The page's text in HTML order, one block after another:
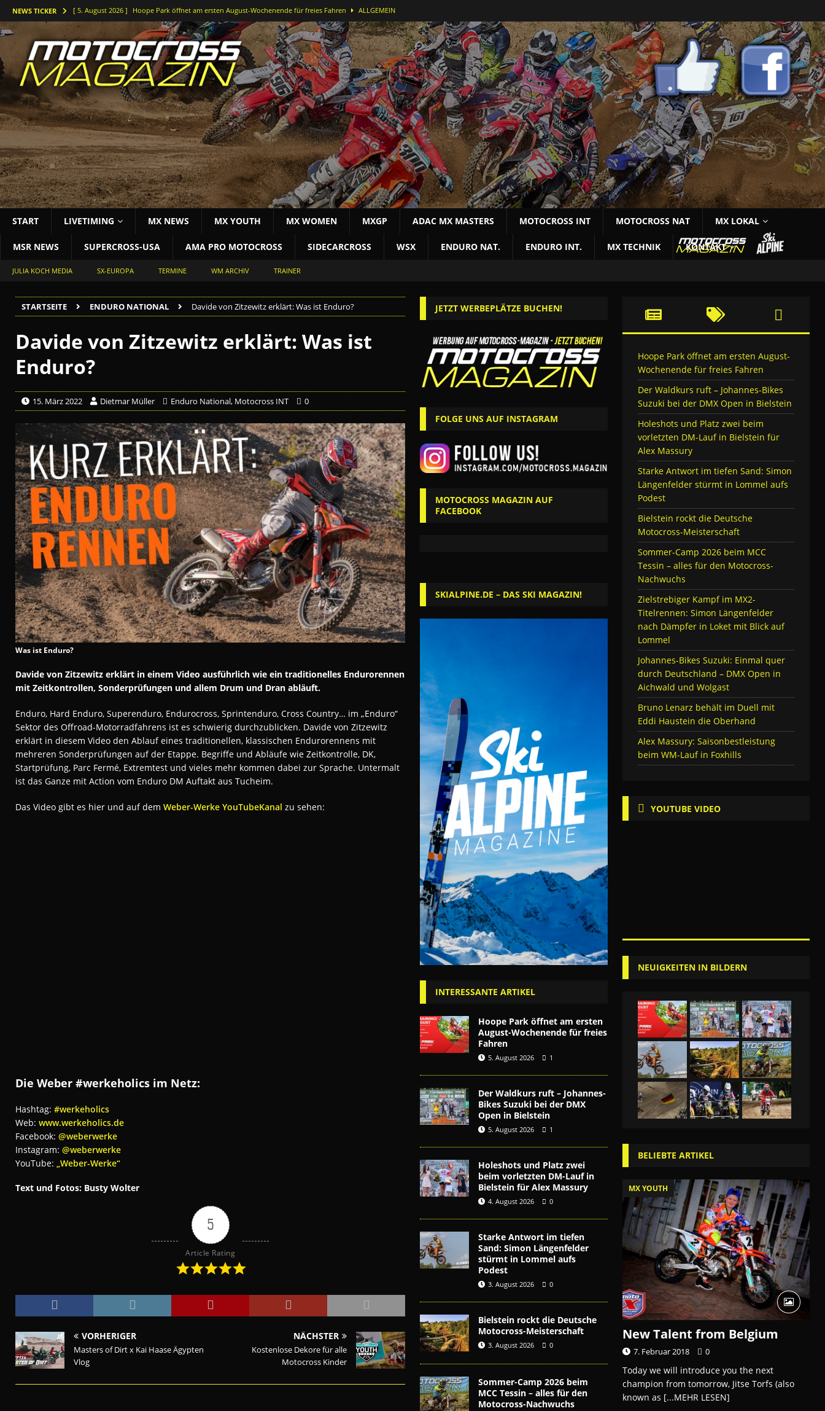
NEWS TICKER [ 5. August 2026 ] Hoope Park öffnet am ersten August-Wochenende für freies Fahren ALLGEMEIN
[ 5. August 2026 ] Der Waldkurs ruft – Johannes-Bikes Suzuki bei der DMX Open in Bielstein MOTOCROSS NAT
[ 4. August 2026 ] Holeshots und Platz zwei beim vorletzten DM-Lauf in Bielstein für Alex Massury MX NEWS
[ 3. August 2026 ] Starke Antwort im tiefen Sand: Simon Längenfelder stürmt in Lommel aufs Podest MOTOCROSS INT
[ 3. August 2026 ] Bielstein rockt die Deutsche Motocross-Meisterschaft MOTOCROSS NAT
START LIVETIMING MX NEWS MX YOUTH MX WOMEN MXGP ADAC MX MASTERS MOTOCROSS INT MOTOCROSS NAT MX LOKAL
MSR NEWS SUPERCROSS-USA AMA PRO MOTOCROSS SIDECARCROSS WSX ENDURO NAT. ENDURO INT. MX TECHNIK KONTAKT
JULIA KOCH MEDIA SX-EUROPA TERMINE WM ARCHIV TRAINER
STARTSEITE ENDURO NATIONAL Davide von Zitzewitz erklärt: Was ist Enduro?
Davide von Zitzewitz erklärt: Was ist
Enduro?
15. März 2022 Dietmar Müller Enduro National, Motocross INT 0
Was ist Enduro?
Davide von Zitzewitz erklärt in einem Video ausführlich wie ein traditionelles Endurorennen
mit Zeitkontrollen, Sonderprüfungen und allem Drum und Dran abläuft.
Enduro, Hard Enduro, Superenduro, Endurocross, Sprintenduro, Cross Country… im „Enduro“
Sektor des Offroad-Motorradfahrens ist es schwierig durchzublicken. Davide von Zitzewitz
erklärt in diesem Video den Ablauf eines traditionellen, klassischen Endurorennens mit
mehreren Sonderprüfungen auf der Etappe. Begriffe und Abläufe wie Zeitkontrolle, DK,
Startprüfung, Parc Fermé, Extremtest und vieles mehr kommen dabei zur Sprache. Untermalt
ist das Ganze mit Action vom Enduro DM Auftakt aus Tucheim.
Das Video gibt es hier und auf dem Weber-Werke YouTubeKanal zu sehen:
Die Weber #werkeholics im Netz:
Hashtag: #werkeholics
Web: www.werkeholics.de
Facebook: @weberwerke
Instagram: @weberwerke
YouTube: „Weber-Werke“
Text und Fotos: Busty Wolter
5
Article Rating
VORHERIGER
Masters of Dirt x Kai Haase Ägypten
Vlog
NÄCHSTER
Kostenlose Dekore für alle
Motocross Kinder
JETZT WERBEPLÄTZE BUCHEN!
FOLGE UNS AUF INSTAGRAM
MOTOCROSS MAGAZIN AUF
FACEBOOK
SKIALPINE.DE – DAS SKI MAGAZIN!
INTERESSANTE ARTIKEL
Hoope Park öffnet am ersten
August-Wochenende für freies
Fahren
5. August 2026 1
Der Waldkurs ruft – Johannes-
Bikes Suzuki bei der DMX
Open in Bielstein
5. August 2026 1
Holeshots und Platz zwei
beim vorletzten DM-Lauf in
Bielstein für Alex Massury
4. August 2026 0
Starke Antwort im tiefen
Sand: Simon Längenfelder
stürmt in Lommel aufs
Podest
3. August 2026 0
Bielstein rockt die Deutsche
Motocross-Meisterschaft
3. August 2026 0
Sommer-Camp 2026 beim
MCC Tessin – alles für den
Motocross-Nachwuchs
Hoope Park öffnet am ersten August-
Wochenende für freies Fahren
Der Waldkurs ruft – Johannes-Bikes
Suzuki bei der DMX Open in Bielstein
Holeshots und Platz zwei beim
vorletzten DM-Lauf in Bielstein für
Alex Massury
Starke Antwort im tiefen Sand: Simon
Längenfelder stürmt in Lommel aufs
Podest
Bielstein rockt die Deutsche
Motocross-Meisterschaft
Sommer-Camp 2026 beim MCC
Tessin – alles für den Motocross-
Nachwuchs
Zielstrebiger Kampf im MX2-
Titelrennen: Simon Längenfelder
nach Dämpfer in Loket mit Blick auf
Lommel
Johannes-Bikes Suzuki: Einmal quer
durch Deutschland – DMX Open in
Aichwald und Wolgast
Bruno Lenarz behält im Duell mit
Eddi Haustein die Oberhand
Alex Massury: Saisonbestleistung
beim WM-Lauf in Foxhills
YOUTUBE VIDEO
NEUIGKEITEN IN BILDERN
BELIEBTE ARTIKEL
MX YOUTH
New Talent from Belgium
7. Februar 2018 0
Today we will introduce you the next
champion from tomorrow, Jitse Torfs (also
known as [...MEHR LESEN]